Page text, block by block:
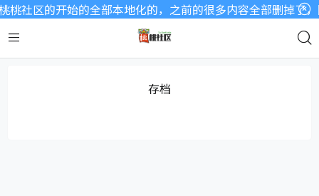
桃社区的开始的全部本地化的，之前的很多内容全部删掉了
存档